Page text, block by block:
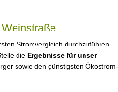
Stromvergleich durchzuführen.
die Ergebnisse für unser
sowie den günstigsten Ökostrom-